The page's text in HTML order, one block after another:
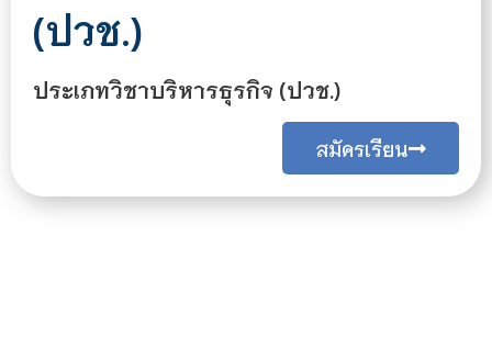
(ปวช.)
ประเภทวิชาบริหารธุรกิจ (ปวช.)
สมัครเรียน